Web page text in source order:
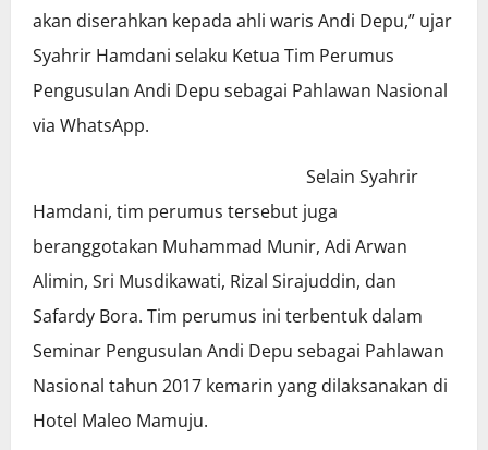
akan diserahkan kepada ahli waris Andi Depu,” ujar
Syahrir Hamdani selaku Ketua Tim Perumus
Pengusulan Andi Depu sebagai Pahlawan Nasional
via WhatsApp.
Selain Syahrir
Hamdani, tim perumus tersebut juga
beranggotakan Muhammad Munir, Adi Arwan
Alimin, Sri Musdikawati, Rizal Sirajuddin, dan
Safardy Bora. Tim perumus ini terbentuk dalam
Seminar Pengusulan Andi Depu sebagai Pahlawan
Nasional tahun 2017 kemarin yang dilaksanakan di
Hotel Maleo Mamuju.